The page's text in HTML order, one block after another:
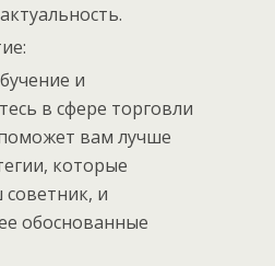
и
в сфере торговли
вам лучше
которые
советник, и
обоснованные